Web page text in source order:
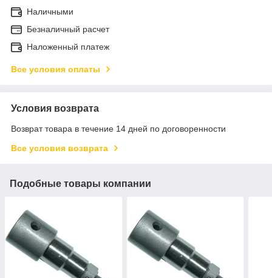
Наличными
Безналичный расчет
Наложенный платеж
Все условия оплаты
Условия возврата
Возврат товара в течение 14 дней по договоренности
Все условия возврата
Подобные товары компании